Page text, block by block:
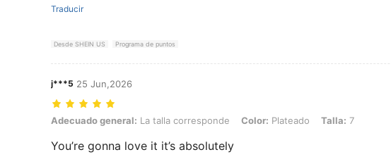
Traducir
Desde SHEIN US Programa de puntos
j***5 25 Jun,2026
Adecuado general: La talla corresponde, Color: Plateado, Talla: 7
Adecuado general: La talla corresponde Color: Plateado Talla: 7
You’re gonna love it it’s absolutely